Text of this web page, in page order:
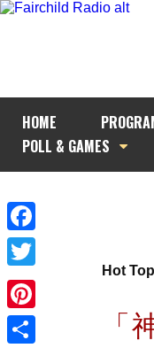
HOME
POLL & GAMES
Facebook
Twitter
Pinterest
Hot
「